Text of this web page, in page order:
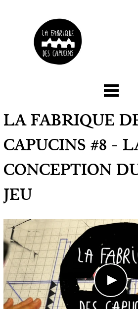
☰ Menu
Contacts
LA FABRIQUE
CAPUCINS #8 -
CONCEPTION
JEU